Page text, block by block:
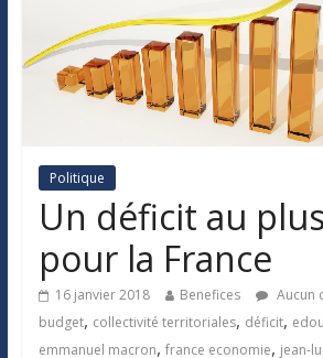
Politique
Un déficit au
pour la France
16 janvier 2018 Benefices
Aucun
budget, collectivité territoriales, déficit,
emmanuel macron, france economie, jean-